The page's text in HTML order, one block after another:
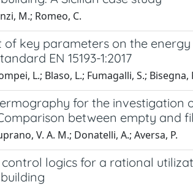
M.; Romeo, C.
of key parameters on the
EN 15193-1:2017
L.; Blaso, L.; Fumagalli, S.; Bisegna,
for the investigation
between empty and
V. A. M.; Donatelli, A.; Aversa, P.
logics for a rational